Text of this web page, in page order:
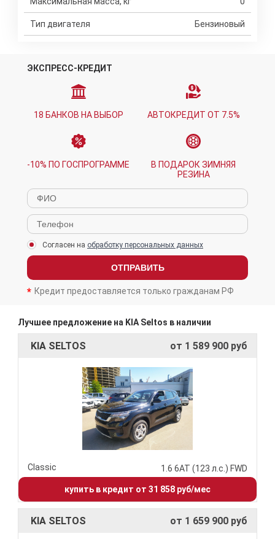
Тип двигателя Бензиновый
ЭКСПРЕСС-КРЕДИТ
18 БАНКОВ НА ВЫБОР АВТОКРЕДИТ ОТ 7.5%
-10% ПО ГОСПРОГРАММЕ
В ПОДАРОК ЗИМНЯЯ
РЕЗИНА
Согласен на обработку персональных данных
ОТПРАВИТЬ
Кредит предоставляется только гражданам РФ
Лучшее предложение на KIA Seltos в наличии
KIA SELTOS от 1 589 900 руб
Classic 1.6 6АТ (123 л.с.) FWD
купить в кредит от 31 858 руб/мес
KIA SELTOS от 1 659 900 руб